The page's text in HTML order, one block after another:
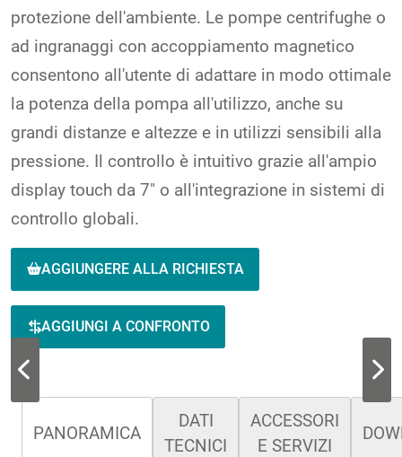
protezione dell'ambiente. Le pompe centrifughe o
ad ingranaggi con accoppiamento magnetico
consentono all'utente di adattare in modo ottimale
la potenza della pompa all'utilizzo, anche su
grandi distanze e altezze e in utilizzi sensibili alla
pressione. Il controllo è intuitivo grazie all'ampio
display touch da 7″ o all'integrazione in sistemi di
controllo globali.
AGGIUNGERE ALLA RICHIESTA
AGGIUNGI A CONFRONTO
PANORAMICA
DATI
TECNICI
ACCESSORI
E SERVIZI